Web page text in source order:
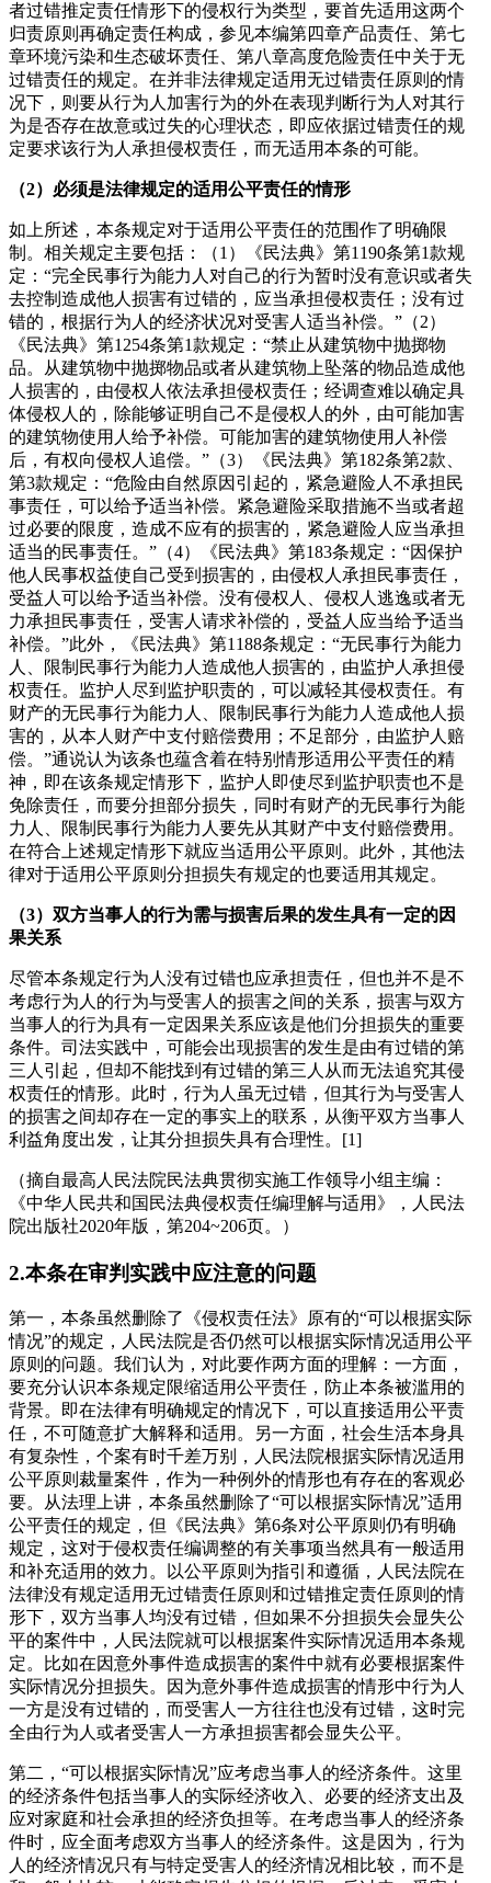
者过错推定责任情形下的侵权行为类型，要首先适用这两个
归责原则再确定责任构成，参见本编第四章产品责任、第七
章环境污染和生态破坏责任、第八章高度危险责任中关于无
过错责任的规定。在并非法律规定适用无过错责任原则的情
况下，则要从行为人加害行为的外在表现判断行为人对其行
为是否存在故意或过失的心理状态，即应依据过错责任的规
定要求该行为人承担侵权责任，而无适用本条的可能。
（2）必须是法律规定的适用公平责任的情形
如上所述，本条规定对于适用公平责任的范围作了明确限
制。相关规定主要包括：（1）《民法典》第1190条第1款规
定：“完全民事行为能力人对自己的行为暂时没有意识或者失
去控制造成他人损害有过错的，应当承担侵权责任；没有过
错的，根据行为人的经济状况对受害人适当补偿。”（2）
《民法典》第1254条第1款规定：“禁止从建筑物中抛掷物
品。从建筑物中抛掷物品或者从建筑物上坠落的物品造成他
人损害的，由侵权人依法承担侵权责任；经调查难以确定具
体侵权人的，除能够证明自己不是侵权人的外，由可能加害
的建筑物使用人给予补偿。可能加害的建筑物使用人补偿
后，有权向侵权人追偿。”（3）《民法典》第182条第2款、
第3款规定：“危险由自然原因引起的，紧急避险人不承担民
事责任，可以给予适当补偿。紧急避险采取措施不当或者超
过必要的限度，造成不应有的损害的，紧急避险人应当承担
适当的民事责任。”（4）《民法典》第183条规定：“因保护
他人民事权益使自己受到损害的，由侵权人承担民事责任，
受益人可以给予适当补偿。没有侵权人、侵权人逃逸或者无
力承担民事责任，受害人请求补偿的，受益人应当给予适当
补偿。”此外，《民法典》第1188条规定：“无民事行为能力
人、限制民事行为能力人造成他人损害的，由监护人承担侵
权责任。监护人尽到监护职责的，可以减轻其侵权责任。有
财产的无民事行为能力人、限制民事行为能力人造成他人损
害的，从本人财产中支付赔偿费用；不足部分，由监护人赔
偿。”通说认为该条也蕴含着在特别情形适用公平责任的精
神，即在该条规定情形下，监护人即使尽到监护职责也不是
免除责任，而要分担部分损失，同时有财产的无民事行为能
力人、限制民事行为能力人要先从其财产中支付赔偿费用。
在符合上述规定情形下就应当适用公平原则。此外，其他法
律对于适用公平原则分担损失有规定的也要适用其规定。
（3）双方当事人的行为需与损害后果的发生具有一定的因
果关系
尽管本条规定行为人没有过错也应承担责任，但也并不是不
考虑行为人的行为与受害人的损害之间的关系，损害与双方
当事人的行为具有一定因果关系应该是他们分担损失的重要
条件。司法实践中，可能会出现损害的发生是由有过错的第
三人引起，但却不能找到有过错的第三人从而无法追究其侵
权责任的情形。此时，行为人虽无过错，但其行为与受害人
的损害之间却存在一定的事实上的联系，从衡平双方当事人
利益角度出发，让其分担损失具有合理性。[1]
（摘自最高人民法院民法典贯彻实施工作领导小组主编：
《中华人民共和国民法典侵权责任编理解与适用》，人民法
院出版社2020年版，第204~206页。）
2.本条在审判实践中应注意的问题
第一，本条虽然删除了《侵权责任法》原有的“可以根据实际
情况”的规定，人民法院是否仍然可以根据实际情况适用公平
原则的问题。我们认为，对此要作两方面的理解：一方面，
要充分认识本条规定限缩适用公平责任，防止本条被滥用的
背景。即在法律有明确规定的情况下，可以直接适用公平责
任，不可随意扩大解释和适用。另一方面，社会生活本身具
有复杂性，个案有时千差万别，人民法院根据实际情况适用
公平原则裁量案件，作为一种例外的情形也有存在的客观必
要。从法理上讲，本条虽然删除了“可以根据实际情况”适用
公平责任的规定，但《民法典》第6条对公平原则仍有明确
规定，这对于侵权责任编调整的有关事项当然具有一般适用
和补充适用的效力。以公平原则为指引和遵循，人民法院在
法律没有规定适用无过错责任原则和过错推定责任原则的情
形下，双方当事人均没有过错，但如果不分担损失会显失公
平的案件中，人民法院就可以根据案件实际情况适用本条规
定。比如在因意外事件造成损害的案件中就有必要根据案件
实际情况分担损失。因为意外事件造成损害的情形中行为人
一方是没有过错的，而受害人一方往往也没有过错，这时完
全由行为人或者受害人一方承担损害都会显失公平。
第二，“可以根据实际情况”应考虑当事人的经济条件。这里
的经济条件包括当事人的实际经济收入、必要的经济支出及
应对家庭和社会承担的经济负担等。在考虑当事人的经济条
件时，应全面考虑双方当事人的经济条件。这是因为，行为
人的经济情况只有与特定受害人的经济情况相比较，而不是